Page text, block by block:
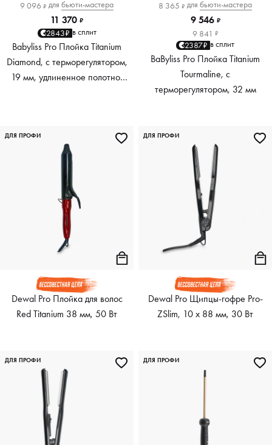
9 096 ₽ для бьюти-мастера
11 370 ₽
2843₽ в сплит
Babyliss Pro Плойка Titanium
Diamond, с терморегулятором,
19 мм, удлиненное полотно,
8 365 ₽ для бьюти-мастера
9 546 ₽
9 841 ₽
2387₽ в сплит
BaByliss Pro Плойка Titanium
Tourmaline, с
терморегулятором, 32 мм
Dewal Pro Плойка для волос
Red Titanium 38 мм, 50 Вт
ДЛЯ ПРОФИ
Dewal Pro Щипцы-гофре Pro-
ZSlim, 10 х 88 мм, 30 Вт
ДЛЯ ПРОФИ
ДЛЯ ПРОФИ ДЛЯ ПРОФИ